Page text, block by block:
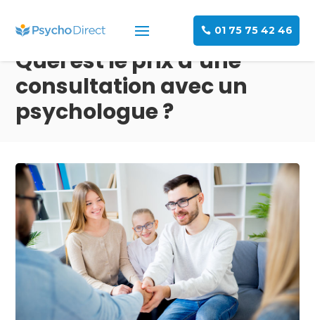
01 75 75 42 46
Quel est le prix d’une
consultation avec un
psychologue ?